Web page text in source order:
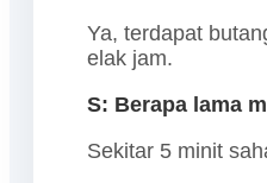
Ya, terdapat
elak jam.
S: Berapa lama
Sekitar 5 minit